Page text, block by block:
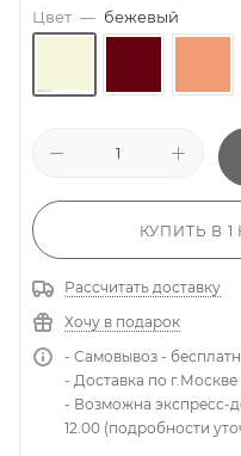
Цвет — бежевый
КУПИТЬ В 1
Рассчитать доставку
Хочу в подарок
- Самовывоз -
- Доставка по
- Возможна экспресс-
12.00 (подробности